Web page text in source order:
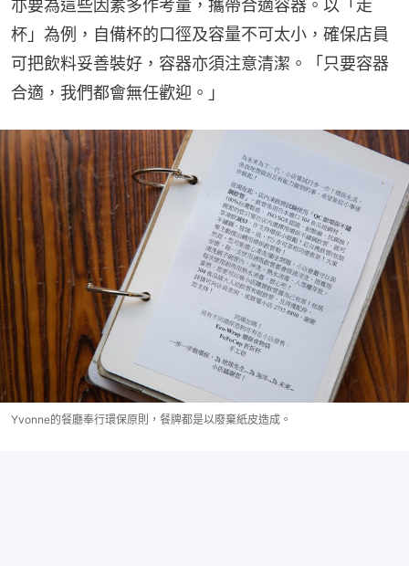
亦要為這些因素多作考量，攜帶合適容器。以「走
杯」為例，自備杯的口徑及容量不可太小，確保店員
可把飲料妥善裝好，容器亦須注意清潔。「只要容器
合適，我們都會無任歡迎。」
Yvonne的餐廳奉行環保原則，餐牌都是以廢棄紙皮造成。